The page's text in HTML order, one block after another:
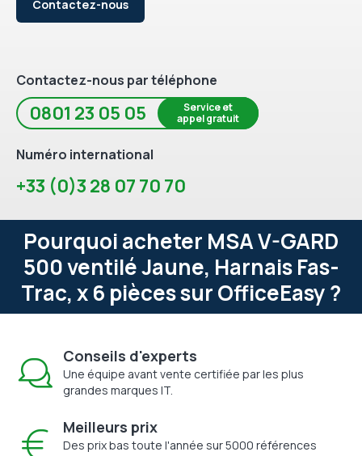
Contactez-nous
Contactez-nous par téléphone
0801 23 05 05
Service et
appel gratuit
Numéro international
+33 (0)3 28 07 70 70
Pourquoi acheter MSA V-GARD
500 ventilé Jaune, Harnais Fas-
Trac, x 6 pièces sur OfficeEasy ?
Conseils d'experts
Une équipe avant vente certifiée par les plus
grandes marques IT.
Meilleurs prix
Des prix bas toute l'année sur 5000 références